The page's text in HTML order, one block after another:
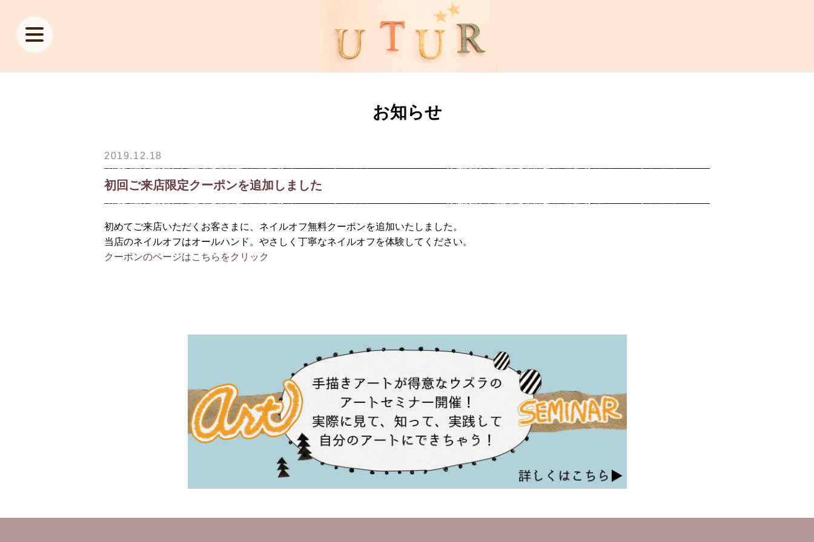
お知らせ
2019.12.18
初回ご来店限定クーポンを追加しました
初めてご来店いただくお客さまに、ネイルオフ無料クーポンを追加いたしました。
当店のネイルオフはオールハンド。やさしく丁寧なネイルオフを体験してください。
クーポンのページはこちらをクリック